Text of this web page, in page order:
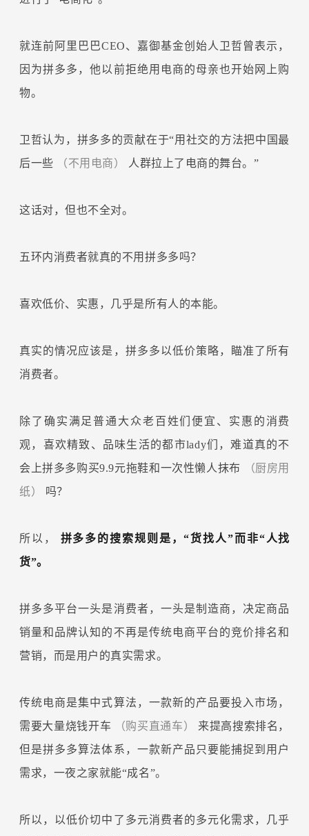
就连前阿里巴巴CEO、嘉御基金创始人卫哲曾表示，
因为拼多多，他以前拒绝用电商的母亲也开始网上购
物。
卫哲认为，拼多多的贡献在于“用社交的方法把中国最
后一些
（不用电商） 人群拉上了电商的舞台。”
这话对，但也不全对。
五环内消费者就真的不用拼多多吗？
喜欢低价、实惠，几乎是所有人的本能。
真实的情况应该是，拼多多以低价策略，瞄准了所有
消费者。
除了确实满足普通大众老百姓们便宜、实惠的消费
观，喜欢精致、品味生活的都市lady们，难道真的不
会上拼多多购买9.9元拖鞋和一次性懒人抹布
（厨房用
纸）
吗？
所以， 拼多多的搜索规则是，“货找人”而非“人找
货”。
拼多多平台一头是消费者，一头是制造商，决定商品
销量和品牌认知的不再是传统电商平台的竞价排名和
营销，而是用户的真实需求。
传统电商是集中式算法，一款新的产品要投入市场，
需要大量烧钱开车
（购买直通车） 来提高搜索排名，
但是拼多多算法体系，一款新产品只要能捕捉到用户
需求，一夜之家就能“成名”。
所以，以低价切中了多元消费者的多元化需求，几乎